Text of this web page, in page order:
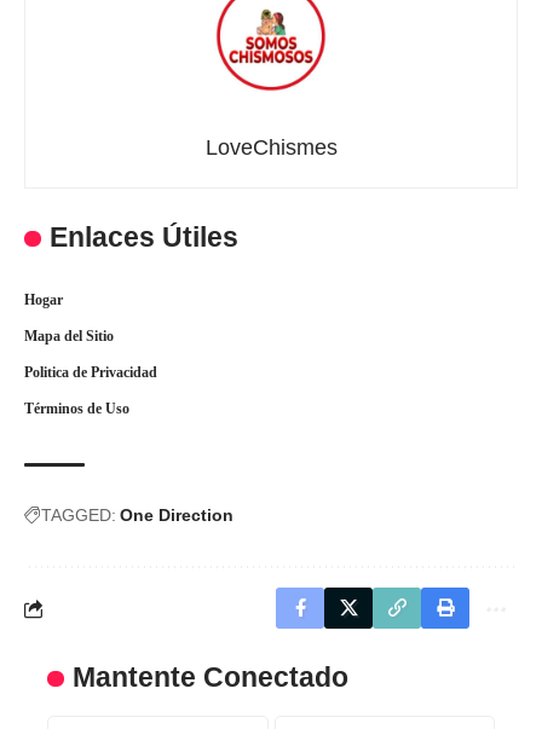
LoveChismes
Enlaces Útiles
Hogar
Mapa del Sitio
Politica de Privacidad
Términos de Uso
TAGGED: One Direction
Mantente Conectado